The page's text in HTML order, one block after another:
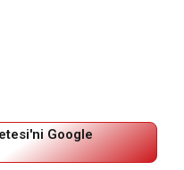
Google